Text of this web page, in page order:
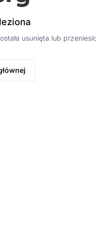
usunięta lub